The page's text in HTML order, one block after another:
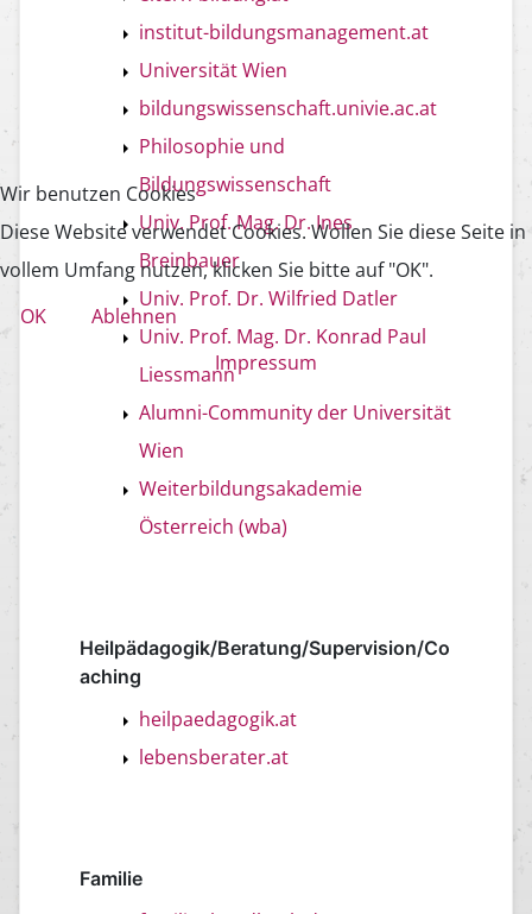
institut-bildungsmanagement.at
Universität Wien
bildungswissenschaft.univie.ac.at
Philosophie und
Bildungswissenschaft
Univ. Prof. Mag. Dr. Ines
Breinbauer
Univ. Prof. Dr. Wilfried Datler
Univ. Prof. Mag. Dr. Konrad Paul
Liessmann
Alumni-Community der Universität
Wien
Weiterbildungsakademie
Österreich (wba)
Heilpädagogik/Beratung/Supervision/Co
aching
heilpaedagogik.at
lebensberater.at
Familie
Wir benutzen Cookies
Diese Website verwendet Cookies. Wollen Sie diese Seite in
vollem Umfang nutzen, klicken Sie bitte auf "OK".
OK
Ablehnen
Impressum